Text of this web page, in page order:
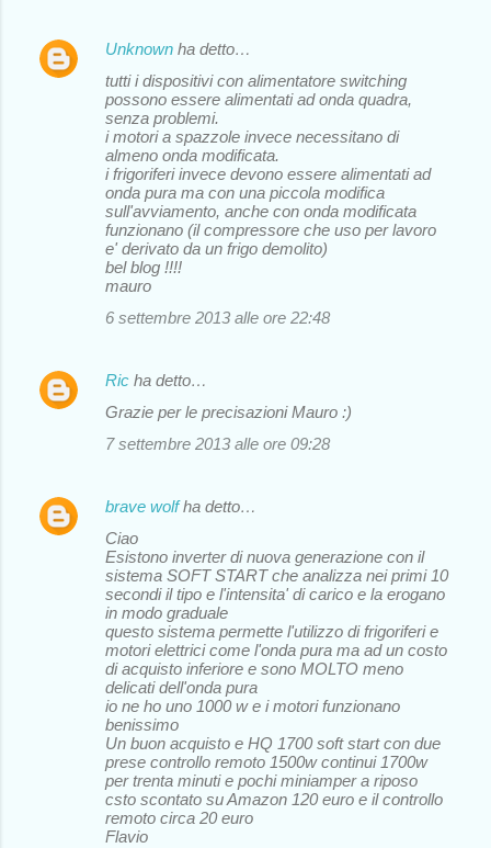
Unknown ha detto…
tutti i dispositivi con alimentatore switching
possono essere alimentati ad onda quadra,
senza problemi.
i motori a spazzole invece necessitano di
almeno onda modificata.
i frigoriferi invece devono essere alimentati ad
onda pura ma con una piccola modifica
sull'avviamento, anche con onda modificata
funzionano (il compressore che uso per lavoro
e' derivato da un frigo demolito)
bel blog !!!!
mauro
6 settembre 2013 alle ore 22:48
Ric ha detto…
Grazie per le precisazioni Mauro :)
7 settembre 2013 alle ore 09:28
brave wolfha detto…
Ciao
Esistono inverter di nuova generazione con il
sistema SOFT START che analizza nei primi 10
secondi il tipo e l'intensita' di carico e la erogano
in modo graduale
questo sistema permette l'utilizzo di frigoriferi e
motori elettrici come l'onda pura ma ad un costo
di acquisto inferiore e sono MOLTO meno
delicati dell'onda pura
io ne ho uno 1000 w e i motori funzionano
benissimo
Un buon acquisto e HQ 1700 soft start con due
prese controllo remoto 1500w continui 1700w
per trenta minuti e pochi miniamper a riposo
csto scontato su Amazon 120 euro e il controllo
remoto circa 20 euro
Flavio